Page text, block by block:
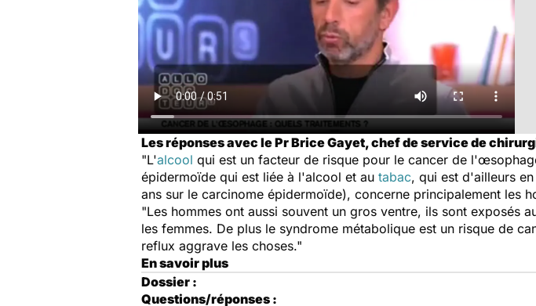
Les réponses avec le Pr Brice Gayet, chef de service de
"L'alcool qui est un facteur de risque pour le cancer de
épidermoïde qui est liée à l'alcool et au tabac, qui est d'ailleurs
ans sur le carcinome épidermoïde), concerne principalement les
"Les hommes ont aussi souvent un gros ventre, ils sont exposés
les femmes. De plus le syndrome métabolique est un risque de
reflux aggrave les choses."
En savoir plus
Dossier :
Questions/réponses :